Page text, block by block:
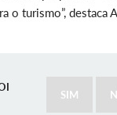
o turismo”, destaca
SIM